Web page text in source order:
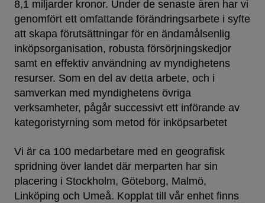
8,1 miljarder kronor. Under de senaste åren har vi
genomfört ett omfattande förändringsarbete i syfte
att skapa förutsättningar för en ändamålsenlig
inköpsorganisation, robusta försörjningskedjor
samt en effektiv användning av myndighetens
resurser. Som en del av detta arbete, och i
samverkan med myndighetens övriga
verksamheter, pågår successivt ett införande av
kategoristyrning som metod för inköpsarbetet
Vi är ca 100 medarbetare med en geografisk
spridning över landet där merparten har sin
placering i Stockholm, Göteborg, Malmö,
Linköping och Umeå. Kopplat till vår enhet finns